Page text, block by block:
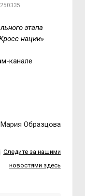
этапа
нации»
канале
Мария Образцова
Следите за нашими
новостями здесь